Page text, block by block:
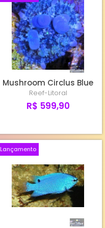
Mushroom Circlus Blue
Reef-Litoral
R$ 599,90
Lançamento